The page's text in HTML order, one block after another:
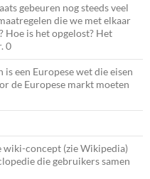
gebeuren nog steeds veel
die we met elkaar
Hoe is het opgelost? Het
0
een Europese wet die eisen
de Europese markt moeten
wiki-concept (zie Wikipedia)
die gebruikers samen